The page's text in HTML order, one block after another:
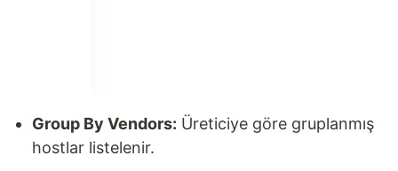
Group By Vendors: Üreticiye göre gruplanmış
hostlar listelenir.